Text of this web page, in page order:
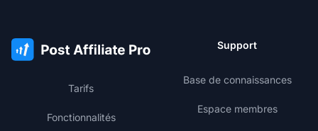
Tarifs
Fonctionnalités
Support
Base de connaissances
Espace membres